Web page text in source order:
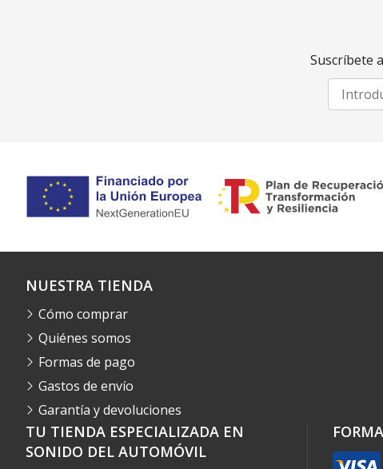
Suscríbete
TU TIENDA ESPECIALIZADA EN
SONIDO DEL AUTOMÓVIL
NUESTRA TIENDA
Cómo comprar
Quiénes somos
Formas de pago
Gastos de envío
Garantía y devoluciones